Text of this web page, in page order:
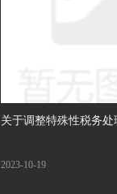
关于调整特殊性税务处
2023-10-19